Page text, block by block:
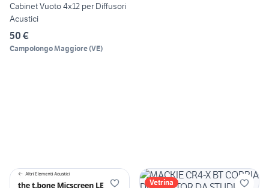
Cabinet Vuoto 4x12 per Diffusori
Acustici
50 €
Campolongo Maggiore(VE)
Vetrina